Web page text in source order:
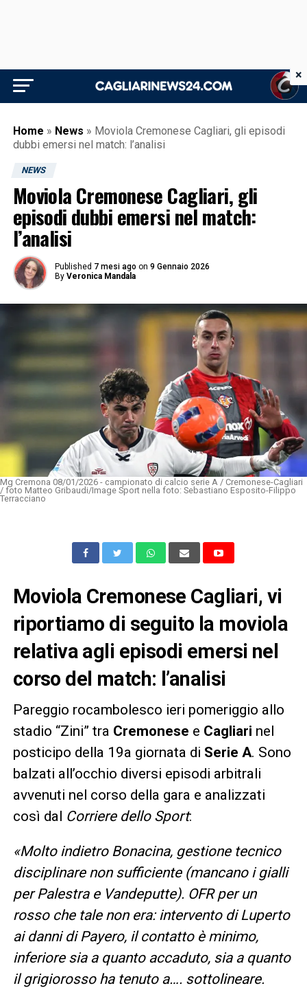
Home » News » Moviola Cremonese Cagliari, gli episodi
dubbi emersi nel match: l’analisi
NEWS
Moviola Cremonese Cagliari, gli
episodi dubbi emersi nel match:
l’analisi
Published 7 mesi ago on 9 Gennaio 2026
By Veronica Mandala
Mg Cremona 08/01/2026 - campionato di calcio serie A / Cremonese-Cagliari
/ foto Matteo Gribaudi/Image Sport nella foto: Sebastiano Esposito-Filippo
Terracciano
Moviola Cremonese Cagliari, vi
riportiamo di seguito la moviola
relativa agli episodi emersi nel
corso del match: l’analisi
Pareggio rocambolesco ieri pomeriggio allo
stadio “Zini” tra Cremonese e Cagliari nel
posticipo della 19a giornata di Serie A. Sono
balzati all’occhio diversi episodi arbitrali
avvenuti nel corso della gara e analizzati
così dal Corriere dello Sport:
«Molto indietro Bonacina, gestione tecnico
disciplinare non sufficiente (mancano i gialli
per Palestra e Vandeputte). OFR per un
rosso che tale non era: intervento di Luperto
ai danni di Payero, il contatto è minimo,
inferiore sia a quanto accaduto, sia a quanto
il grigiorosso ha tenuto a…. sottolineare.
×